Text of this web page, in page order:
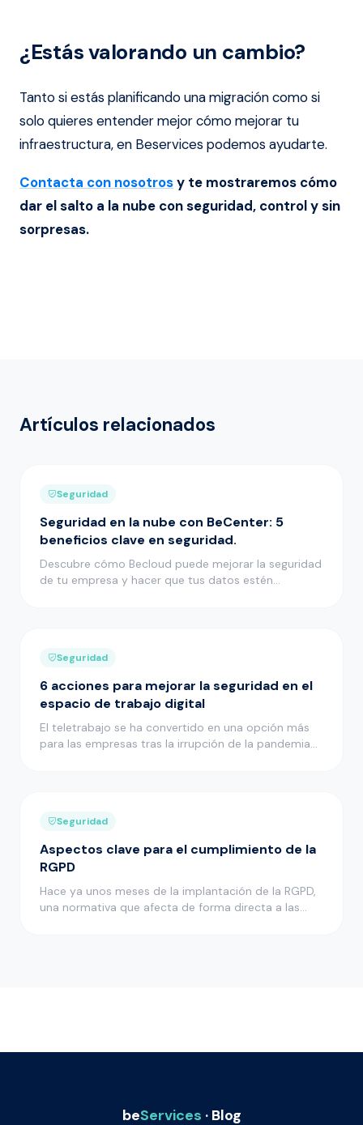
¿Estás valorando un cambio?
Tanto si estás planificando una migración como si
solo quieres entender mejor cómo mejorar tu
infraestructura, en Beservices podemos ayudarte.
Contacta con nosotrosy te mostraremos cómo
dar el salto a la nube con seguridad, control y sin
sorpresas.
Artículos relacionados
Seguridad
Seguridad en la nube con BeCenter: 5
beneficios clave en seguridad.
Descubre cómo Becloud puede mejorar la seguridad
de tu empresa y hacer que tus datos estén
Seguridad
6 acciones para mejorar la seguridad en el
espacio de trabajo digital
El teletrabajo se ha convertido en una opción más
para las empresas tras la irrupción de la pandemia
Seguridad
Aspectos clave para el cumplimiento de la
RGPD
Hace ya unos meses de la implantación de la RGPD,
una normativa que afecta de forma directa a las
beServices · Blog